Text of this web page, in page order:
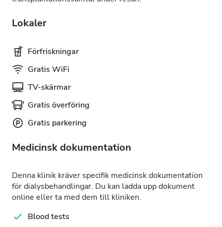
Lokaler
Förfriskningar
Gratis WiFi
TV-skärmar
Gratis överföring
Gratis parkering
Medicinsk dokumentation
Denna klinik kräver specifik medicinsk dokumentation
för dialysbehandlingar. Du kan ladda upp dokument
online eller ta med dem till kliniken.
Blood tests